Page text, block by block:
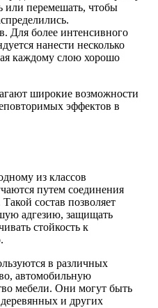
или перемешать, чтобы
Для более интенсивного
нанести несколько
каждому слою хорошо
широкие возможности
эффектов в
из классов
путем соединения
состав позволяет
адгезию, защищать
стойкость к
в различных
автомобильную
мебели. Они могут быть
и других